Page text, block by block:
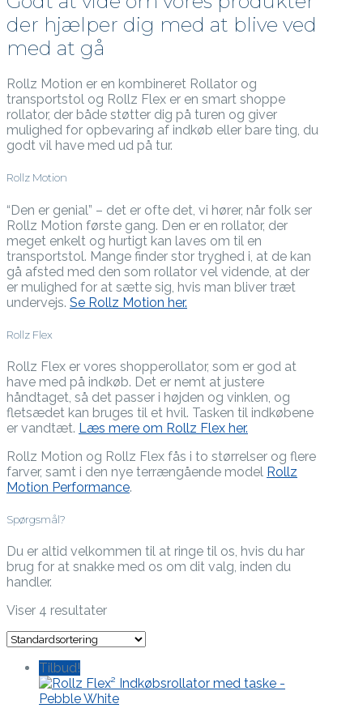
der hjælper dig med at blive ved
med at gå
Rollz Motion er en kombineret Rollator og
transportstol og Rollz Flex er en smart shoppe
rollator, der både støtter dig på turen og giver
mulighed for opbevaring af indkøb eller bare ting, du
godt vil have med ud på tur.
Rollz Motion
“Den er genial” – det er ofte det, vi hører, når folk ser
Rollz Motion første gang. Den er en rollator, der
meget enkelt og hurtigt kan laves om til en
transportstol. Mange finder stor tryghed i, at de kan
gå afsted med den som rollator vel vidende, at der
er mulighed for at sætte sig, hvis man bliver træt
undervejs. Se Rollz Motion her.
Rollz Flex
Rollz Flex er vores shopperollator, som er god at
have med på indkøb. Det er nemt at justere
håndtaget, så det passer i højden og vinklen, og
fletsædet kan bruges til et hvil. Tasken til indkøbene
er vandtæt. Læs mere om Rollz Flex her.
Rollz Motion og Rollz Flex fås i to størrelser og flere
farver, samt i den nye terrængående model Rollz
Motion Performance.
Spørgsmål?
Du er altid velkommen til at ringe til os, hvis du har
brug for at snakke med os om dit valg, inden du
handler.
Viser 4 resultater
Tilbud!